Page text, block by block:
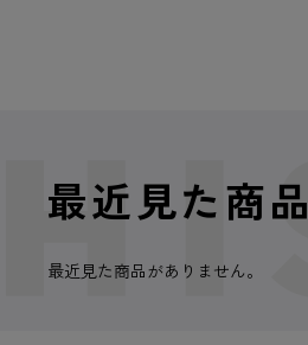
最近見た商品
最近見た商品がありません。